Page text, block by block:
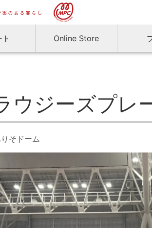
Online Store
ウジーズプレ
そドーム